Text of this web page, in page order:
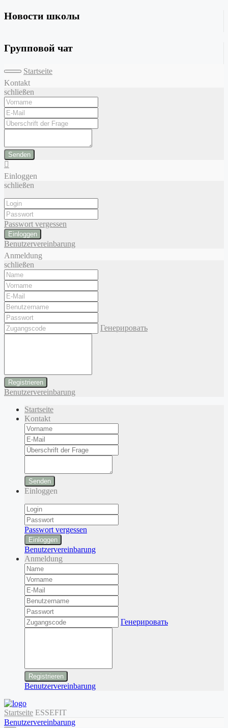
Новости школы
Групповой чат
Startseite
Kontakt
schließen
Senden
Einloggen
schließen
Passwort vergessen
Einloggen
Benutzervereinbarung
Anmeldung
schließen
Генерировать
Benutzervereinbarung
Startseite
Kontakt
Senden
Einloggen
Passwort vergessen
Einloggen
Benutzervereinbarung
Anmeldung
Генерировать
Benutzervereinbarung
Startseite ESSEFIT
Benutzervereinbarung